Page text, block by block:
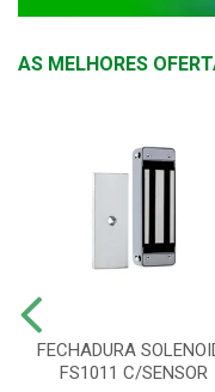
AS MELHORES
FECHADURA
FS1011 C/SENSOR